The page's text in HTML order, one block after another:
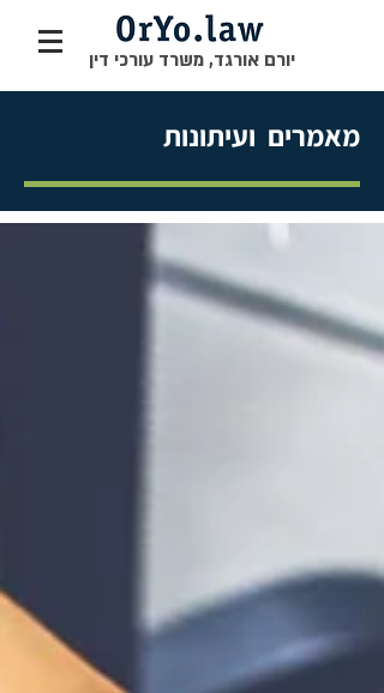
יורם אורגד, משרד עורכי דין
מאמרים ועיתונות